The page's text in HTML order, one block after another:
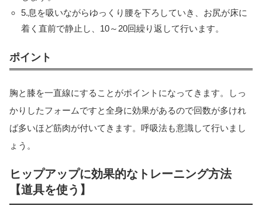
5.息を吸いながらゆっくり腰を下ろしていき、お尻が床に
着く直前で静止し、10～20回繰り返して行います。
ポイント
胸と膝を一直線にすることがポイントになってきます。しっ
かりしたフォームですと全身に効果があるので回数が多けれ
ば多いほど筋肉が付いてきます。呼吸法も意識して行いまし
ょう。
ヒップアップに効果的なトレーニング方法
【道具を使う】